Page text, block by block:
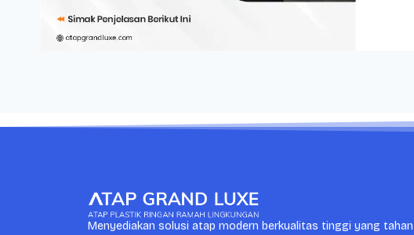
Menyediakan solusi atap modern berkualitas tinggi yang tahan